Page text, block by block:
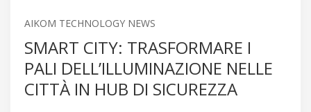
AIKOM TECHNOLOGY NEWS
SMART CITY: TRASFORMARE I
PALI DELL’ILLUMINAZIONE NELLE
CITTÀ IN HUB DI SICUREZZA